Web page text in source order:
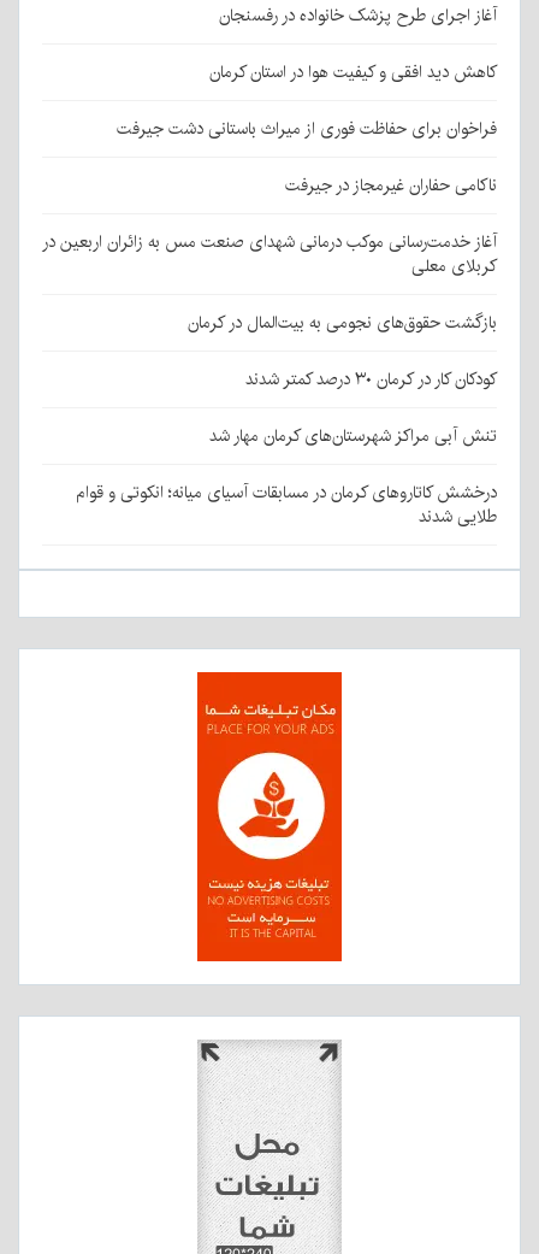
آغاز اجرای طرح پزشک خانواده در رفسنجان
کاهش دید افقی و کیفیت هوا در استان کرمان
فراخوان برای حفاظت فوری از میراث باستانی دشت جیرفت
ناکامی حفاران غیرمجاز در جیرفت
آغاز خدمت‌رسانی موکب درمانی شهدای صنعت مس به زائران اربعین در
کربلای معلی
بازگشت حقوق‌های نجومی به بیت‌المال در کرمان
کودکان کار در کرمان ۳۰ درصد کمتر شدند
تنش آبی مراکز شهرستان‌های کرمان مهار شد
درخشش کاتاروهای کرمان در مسابقات آسیای میانه؛ انکوتی و قوام
طلایی شدند